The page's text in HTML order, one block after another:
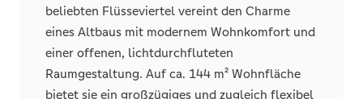
beliebten Flüsseviertel vereint den Charme
eines Altbaus mit modernem Wohnkomfort und
einer offenen, lichtdurchfluteten
Raumgestaltung. Auf ca. 144 m² Wohnfläche
bietet sie ein großzügiges und zugleich flexibel